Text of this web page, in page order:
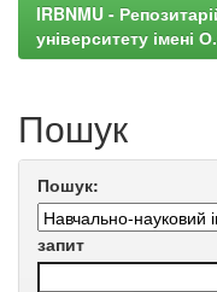
IRBNMU -
університету імені
Пошук
Пошук:
запит